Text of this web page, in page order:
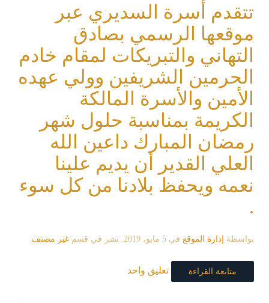
تتقدم أسرة السديري عبر
موقعها الرسمي بصادق
التهاني والتبريكات لمقام خادم
الحرمين الشريفين وولي عهده
الأمين والأسرة المالكة
الكريمة بمناسبة حلول شهر
رمضان المبارك داعين الله
العلي القدير أن يديم علينا
نعمه ويحفظ بلادنا من كل سوء
.
بواسطة إدارة الموقع في 5 مايو، 2019 . نشر في قسم غير مصنف
متابعة القراءة تعليق واحد